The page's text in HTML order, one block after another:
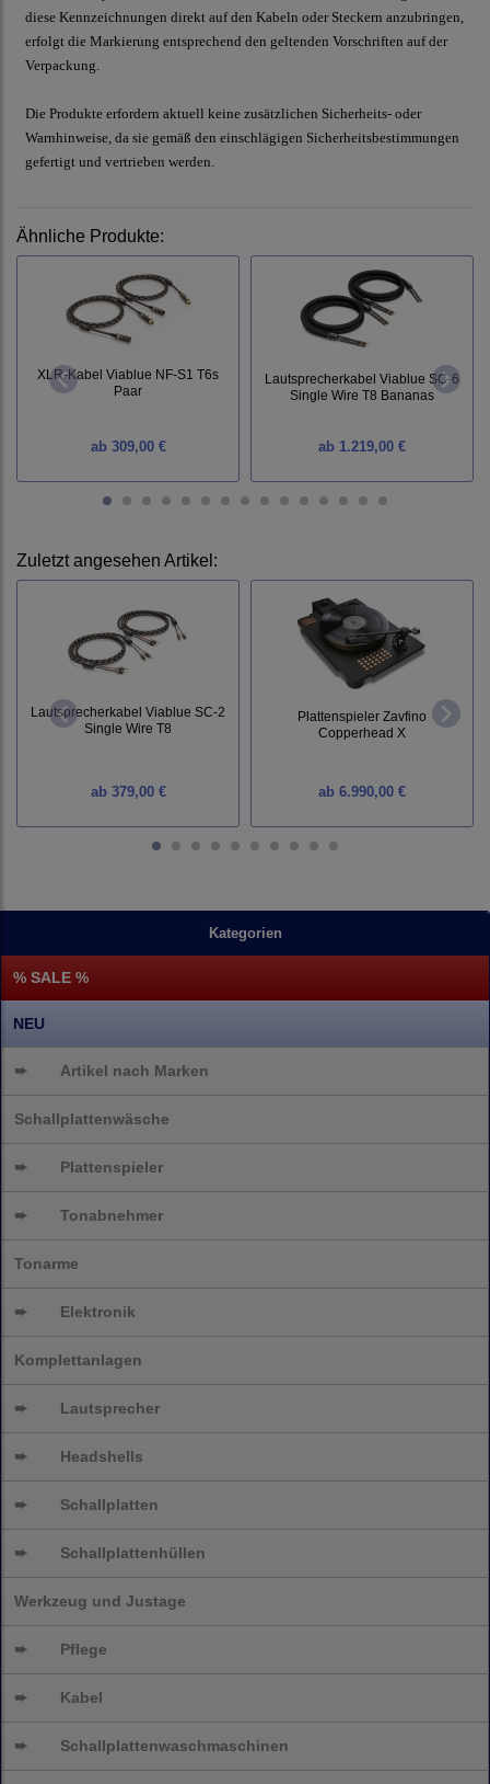
Kategorien
% SALE %
NEU
➨ Artikel nach Marken
Schallplattenwäsche
➨ Plattenspieler
➨ Tonabnehmer
Tonarme
➨ Elektronik
Komplettanlagen
➨ Lautsprecher
➨ Headshells
➨ Schallplatten
➨ Schallplattenhüllen
Werkzeug und Justage
➨ Pflege
➨ Kabel
➨ Schallplattenwaschmaschinen
diese Kennzeichnungen direkt auf den Kabeln oder Steckern anzubringen,
erfolgt die Markierung entsprechend den geltenden Vorschriften auf der
Verpackung.
Die Produkte erfordern aktuell keine zusätzlichen Sicherheits- oder
Warnhinweise, da sie gemäß den einschlägigen Sicherheitsbestimmungen
gefertigt und vertrieben werden.
Ähnliche Produkte:
XLR-Kabel Viablue NF-S1 T6s
Paar
ab309,00 €
Lautsprecherkabel Viablue SC-6
Single Wire T8 Bananas
ab 1.219,00 €
Zuletzt angesehen Artikel:
Lautsprecherkabel Viablue SC-2
Single Wire T8
ab379,00 €
Plattenspieler Zavfino
Copperhead X
ab 6.990,00 €